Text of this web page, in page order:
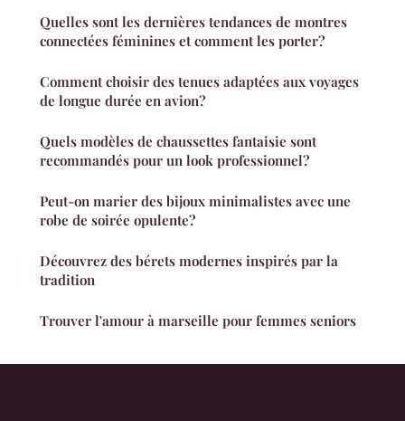
Quelles sont les dernières tendances de montres
connectées féminines et comment les porter?
Comment choisir des tenues adaptées aux voyages
de longue durée en avion?
Quels modèles de chaussettes fantaisie sont
recommandés pour un look professionnel?
Peut-on marier des bijoux minimalistes avec une
robe de soirée opulente?
Découvrez des bérets modernes inspirés par la
tradition
Trouver l'amour à marseille pour femmes seniors